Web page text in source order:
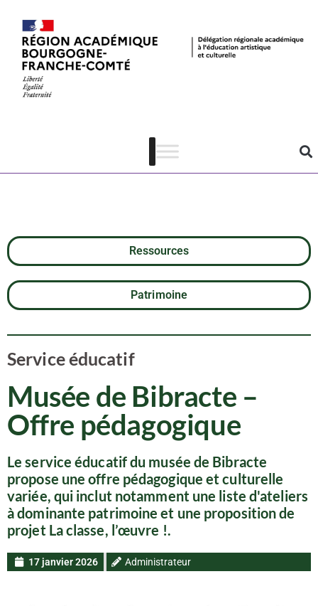
Musée de
Bibracte – Offre
pédagogique
Ressources
Patrimoine
Service éducatif
Musée de Bibracte –
Offre pédagogique
Le service éducatif du musée de Bibracte
propose une offre pédagogique et culturelle
variée, qui inclut notamment une liste d'ateliers
à dominante patrimoine et une proposition de
projet La classe, l’œuvre !.
17 janvier 2026 Administrateur